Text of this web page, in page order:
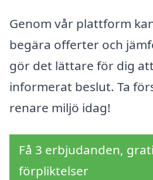
Genom vår plattform
begära offerter och
gör det lättare för dig
informerat beslut. Ta
renare miljö idag!
Få 3 erbjudanden,
förpliktelser